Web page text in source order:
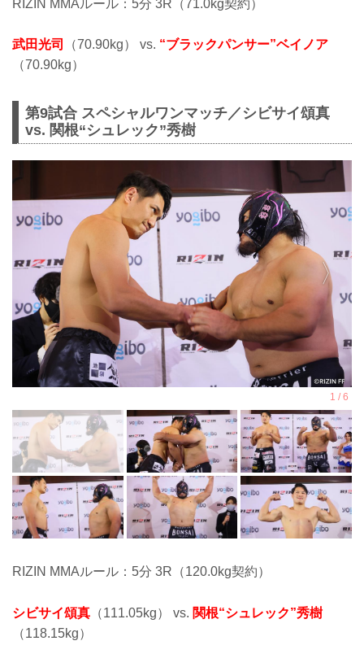
RIZIN MMAルール：5分 3R（71.0kg契約）
武田光司 （70.90kg） vs. “ブラックパンサー”ベイノア
（70.90kg）
第9試合 スペシャルワンマッチ／シビサイ頌真
vs. 関根“シュレック”秀樹
RIZIN MMAルール：5分 3R（120.0kg契約）
シビサイ頌真 （111.05kg） vs. 関根“シュレック”秀樹
（118.15kg）